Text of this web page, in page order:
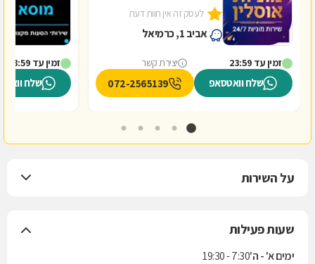
לעסק זה אין חוות דעת
אביב 1, כרמיאל
זמין עד 23:59 יצירת קשר
שלח וואטסאפ 072-2565139
זמין עד 23:59
שלח
על השירות
שעות פעילות
ימים א' - ה'7:30 - 19:30